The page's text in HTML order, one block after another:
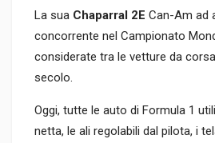
La sua Chaparral 2E Can-Am ad
concorrente nel Campionato
considerate tra le vetture da
secolo.
Oggi, tutte le auto di Formula 1
netta, le ali regolabili dal pilota, i